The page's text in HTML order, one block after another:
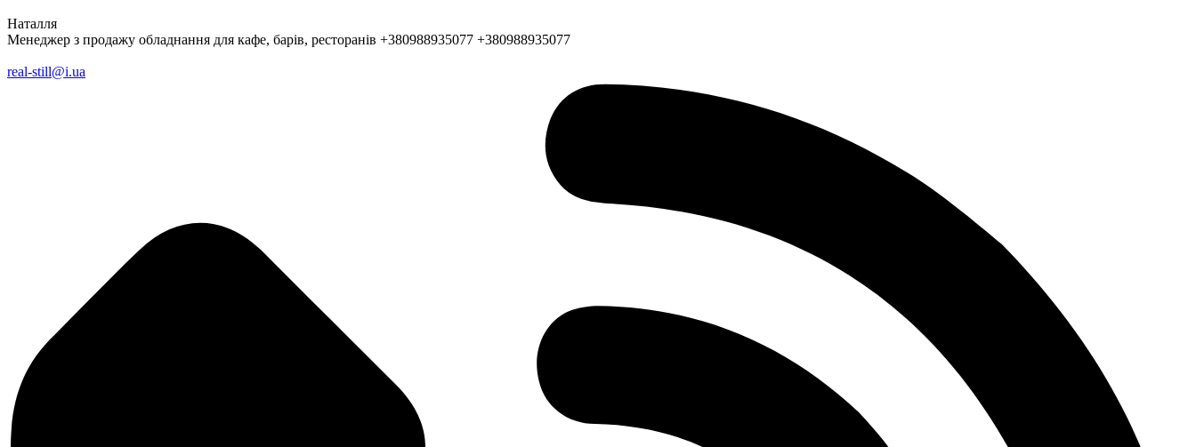
Наталля
Менеджер з продажу обладнання для кафе, барів, ресторанів +380988935077 +380988935077
real-still@i.ua